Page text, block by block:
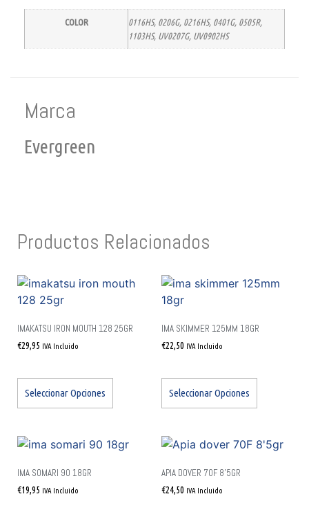
COLOR
0116HS, 0206G, 0216HS, 0401G, 0505R,
1103HS, UV0207G, UV0902HS
Marca
Evergreen
Productos Relacionados
IMAKATSU IRON MOUTH 128 25GR
€29,95 IVA Incluido
Seleccionar Opciones
IMA SKIMMER 125MM 18GR
€22,50 IVA Incluido
Seleccionar Opciones
IMA SOMARI 90 18GR
€19,95 IVA Incluido
APIA DOVER 70F 8’5GR
€24,50 IVA Incluido